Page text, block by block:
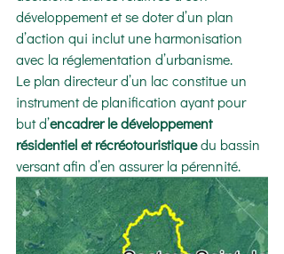
développement et se doter d’un plan
d’action qui inclut une harmonisation
avec la réglementation d’urbanisme.
Le plan directeur d’un lac constitue un
instrument de planification ayant pour
but d’encadrer le développement
résidentiel et récréotouristique du bassin
versant afin d’en assurer la pérennité.